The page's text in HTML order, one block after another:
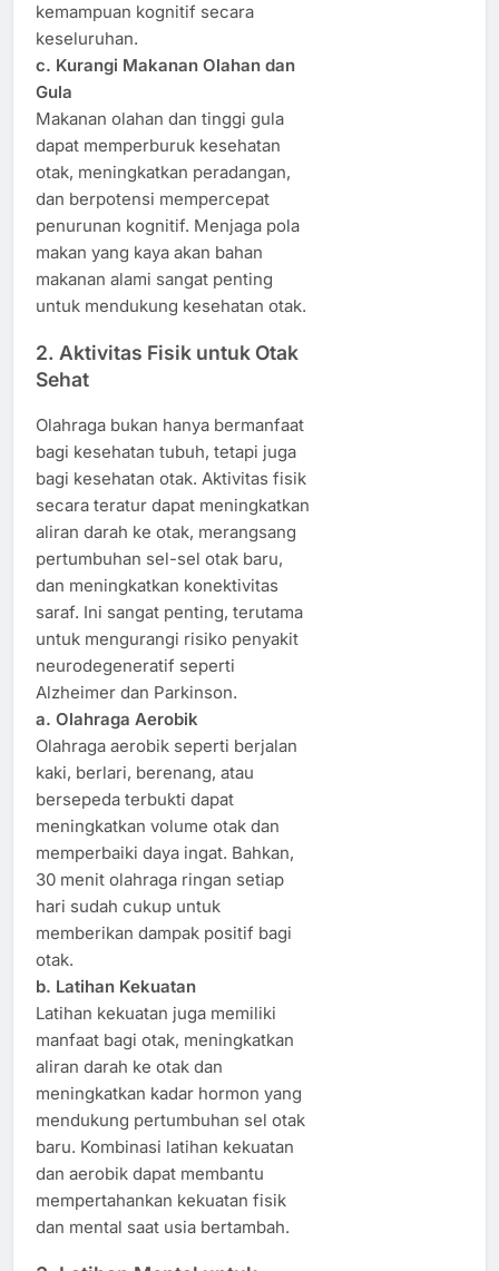
kemampuan kognitif secara
keseluruhan.
c. Kurangi Makanan Olahan dan
Gula
Makanan olahan dan tinggi gula
dapat memperburuk kesehatan
otak, meningkatkan peradangan,
dan berpotensi mempercepat
penurunan kognitif. Menjaga pola
makan yang kaya akan bahan
makanan alami sangat penting
untuk mendukung kesehatan otak.
2. Aktivitas Fisik untuk Otak
Sehat
Olahraga bukan hanya bermanfaat
bagi kesehatan tubuh, tetapi juga
bagi kesehatan otak. Aktivitas fisik
secara teratur dapat meningkatkan
aliran darah ke otak, merangsang
pertumbuhan sel-sel otak baru,
dan meningkatkan konektivitas
saraf. Ini sangat penting, terutama
untuk mengurangi risiko penyakit
neurodegeneratif seperti
Alzheimer dan Parkinson.
a. Olahraga Aerobik
Olahraga aerobik seperti berjalan
kaki, berlari, berenang, atau
bersepeda terbukti dapat
meningkatkan volume otak dan
memperbaiki daya ingat. Bahkan,
30 menit olahraga ringan setiap
hari sudah cukup untuk
memberikan dampak positif bagi
otak.
b. Latihan Kekuatan
Latihan kekuatan juga memiliki
manfaat bagi otak, meningkatkan
aliran darah ke otak dan
meningkatkan kadar hormon yang
mendukung pertumbuhan sel otak
baru. Kombinasi latihan kekuatan
dan aerobik dapat membantu
mempertahankan kekuatan fisik
dan mental saat usia bertambah.